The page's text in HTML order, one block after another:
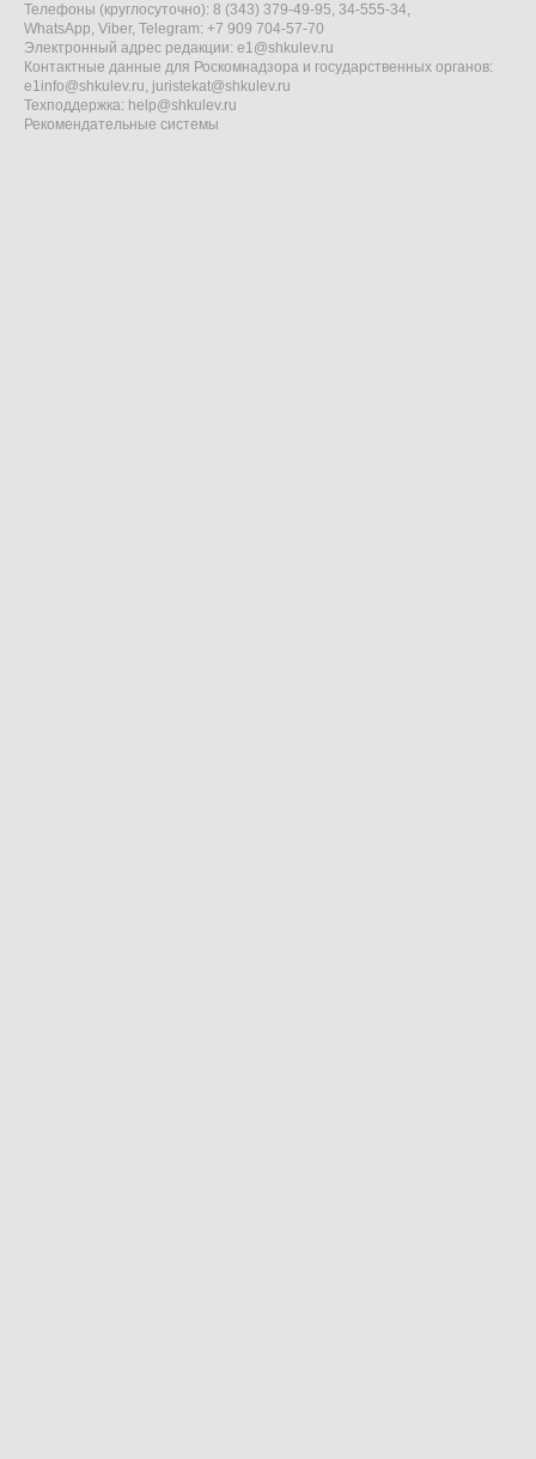
Телефоны (круглосуточно): 8 (343) 379-49-95, 34-555-34,
WhatsApp, Viber, Telegram: +7 909 704-57-70
Электронный адрес редакции: e1@shkulev.ru
Контактные данные для Роскомнадзора и государственных органов:
e1info@shkulev.ru, juristekat@shkulev.ru
Техподдержка: help@shkulev.ru
Рекомендательные системы